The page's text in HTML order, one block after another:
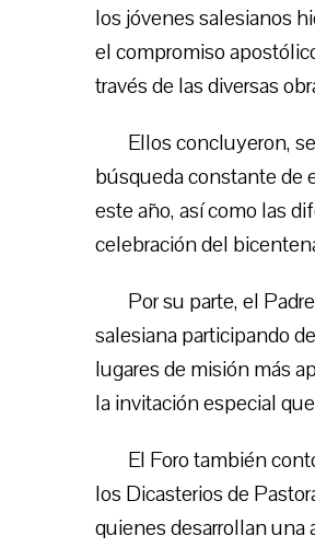
los jóvenes salesianos
el compromiso
través de las diversas
Ellos concluyeron,
búsqueda constante de
este año, así como las
celebración del
Por su parte, el
salesiana participando
lugares de misión más
la invitación especial
El Foro también
los Dicasterios de
quienes desarrollan una